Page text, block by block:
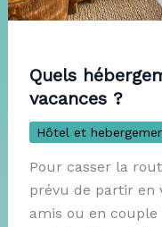
Quels
vacances ?
Hôtel et
Pour casser la
prévu de partir en
amis ou en couple